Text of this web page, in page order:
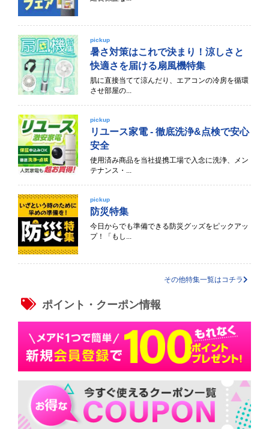
pickup
暑さ対策はこれで決まり！涼しさと
快適さを届ける扇風機特集
肌に直接当てて涼んだり、エアコンの冷房を循環
させ部屋の...
pickup
リユース家電 - 徹底洗浄&点検で安心
安全
使用済み商品を当社提携工場で入念に洗浄、メン
テナンス・...
pickup
防災特集
今日からでも準備できる防災グッズをピックアッ
プ！「もし...
その他特集一覧はコチラ
ポイント・クーポン情報